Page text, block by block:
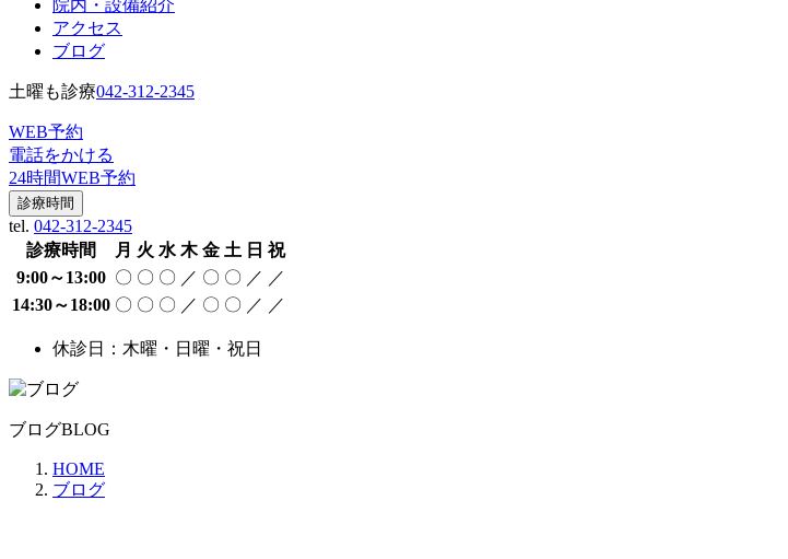
院内・設備紹介
アクセス
ブログ
土曜も診療042-312-2345
WEB予約
電話をかける
24時間WEB予約
診療時間
tel. 042-312-2345
診療時間
月 火 水 木 金 土 日 祝
9:00～13:00 〇 〇 〇 ／ 〇 〇 ／ ／
14:30～18:00 〇 〇 〇 ／ 〇 〇 ／ ／
休診日：木曜・日曜・祝日
ブログBLOG
HOME
ブログ